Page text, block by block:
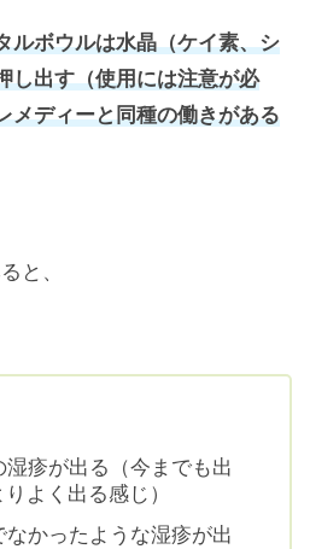
ルボウルは水晶（ケイ素、シ
し出す（使用には注意が必
メディーと同種の働きがある
と、
疹が出る（今までも出
よく出る感じ）
かったような湿疹が出